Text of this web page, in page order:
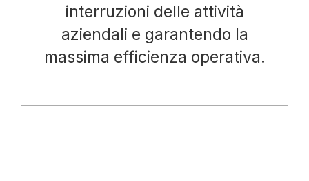
interruzioni delle attività
aziendali e garantendo la
massima efficienza operativa.